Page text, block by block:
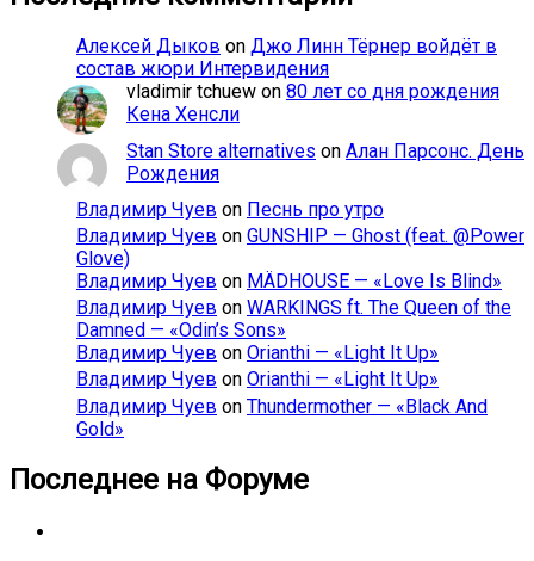
Алексей Дыков on Джо Линн Тёрнер войдёт в
состав жюри Интервидения
vladimir tchuew on 80 лет со дня рождения
Кена Хенсли
Stan Store alternatives on Алан Парсонс. День
Рождения
Владимир Чуев on Песнь про утро
Владимир Чуев on GUNSHIP — Ghost (feat. @Power
Glove)
Владимир Чуев on MÄDHOUSE — «Love Is Blind»
Владимир Чуев on WARKINGS ft. The Queen of the
Damned — «Odin’s Sons»
Владимир Чуев on Orianthi — «Light It Up»
Владимир Чуев on Orianthi — «Light It Up»
Владимир Чуев on Thundermother — «Black And
Gold»
Последнее на Форуме